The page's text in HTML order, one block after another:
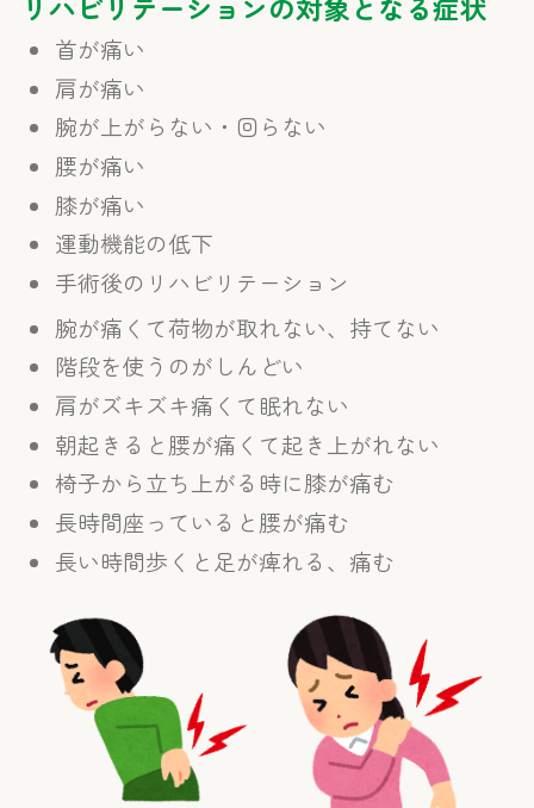
リハビリテーションの対象となる症状
首が痛い
肩が痛い
腕が上がらない・回らない
腰が痛い
膝が痛い
運動機能の低下
手術後のリハビリテーション
腕が痛くて荷物が取れない、持てない
階段を使うのがしんどい
肩がズキズキ痛くて眠れない
朝起きると腰が痛くて起き上がれない
椅子から立ち上がる時に膝が痛む
長時間座っていると腰が痛む
長い時間歩くと足が痺れる、痛む